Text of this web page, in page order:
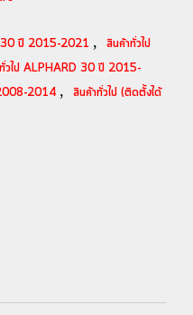
30 ปี 2015-2021 , สินค้าทั่วไป
วไป ALPHARD 30 ปี 2015-
2014 , สินค้าทั่วไป (ติดตั้งได้